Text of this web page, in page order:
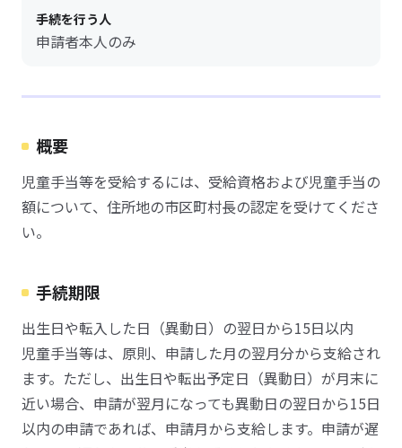
手続を行う人
申請者本人のみ
概要
児童手当等を受給するには、受給資格および児童手当の
額について、住所地の市区町村長の認定を受けてくださ
い。
手続期限
出生日や転入した日（異動日）の翌日から15日以内
児童手当等は、原則、申請した月の翌月分から支給され
ます。ただし、出生日や転出予定日（異動日）が月末に
近い場合、申請が翌月になっても異動日の翌日から15日
以内の申請であれば、申請月から支給します。申請が遅